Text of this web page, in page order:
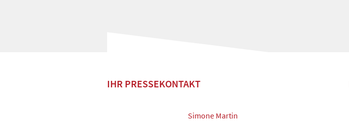
IHR PRESSEKONTAKT
Simone Martin